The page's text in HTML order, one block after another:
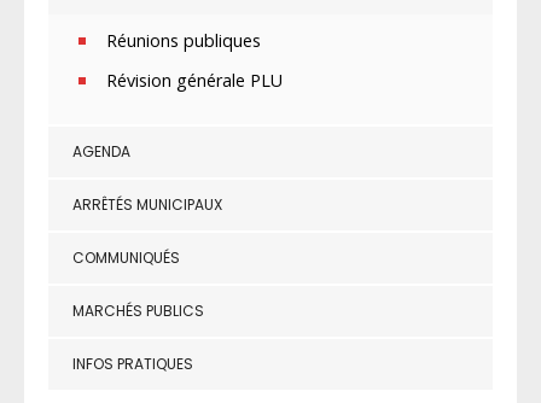
Réunions publiques
Révision générale PLU
AGENDA
ARRÊTÉS MUNICIPAUX
COMMUNIQUÉS
MARCHÉS PUBLICS
INFOS PRATIQUES